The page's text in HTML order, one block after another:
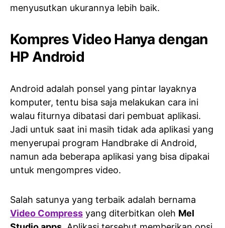
menyusutkan ukurannya lebih baik.
Kompres Video Hanya dengan
HP Android
Android adalah ponsel yang pintar layaknya
komputer, tentu bisa saja melakukan cara ini
walau fiturnya dibatasi dari pembuat aplikasi.
Jadi untuk saat ini masih tidak ada aplikasi yang
menyerupai program Handbrake di Android,
namun ada beberapa aplikasi yang bisa dipakai
untuk mengompres video.
Salah satunya yang terbaik adalah bernama
Video Compress yang diterbitkan oleh Mel